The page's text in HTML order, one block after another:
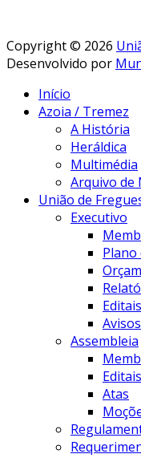
Copyright © 2026
Desenvolvido por
Início
Azoia / Tremez
A História
Heráldica
Multimédia
Arquivo de
União de
Executivo
Plano
Editais
Avisos
Assembleia
Editais
Atas